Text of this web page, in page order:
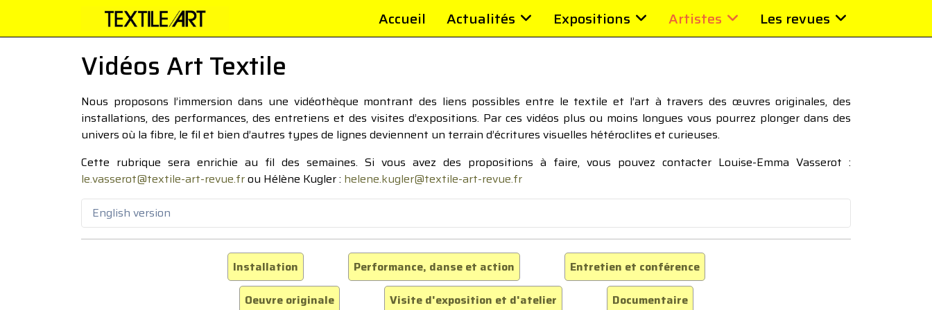
Accueil Actualités Expositions Artistes Les revues
Vidéos Art Textile
Nous proposons l’immersion dans une vidéothèque montrant des liens possibles entre le textile et l’art à travers des œuvres originales, des
installations, des performances, des entretiens et des visites d’expositions. Par ces vidéos plus ou moins longues vous pourrez plonger dans des
univers où la fibre, le fil et bien d’autres types de lignes deviennent un terrain d’écritures visuelles hétéroclites et curieuses.
Cette rubrique sera enrichie au fil des semaines. Si vous avez des propositions à faire, vous pouvez contacter Louise-Emma Vasserot :
le.vasserot@textile-art-revue.frou Hélène Kugler : helene.kugler@textile-art-revue.fr
English version
Installation Performance, danse et action
Entretien et conférence
Oeuvre originale
Visite d'exposition et d'atelier Documentaire